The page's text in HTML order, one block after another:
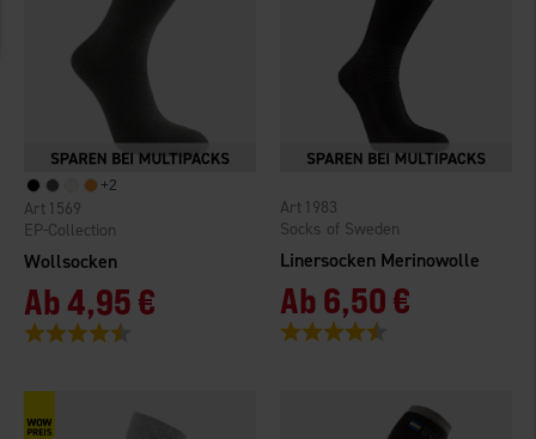
+2
Wollsocken
EP-Collection
1569
Ab4,95 €
Bewertung:
Linersocken Merinowolle
Socks of Sweden
1983
Ab6,50 €
Bewertung: